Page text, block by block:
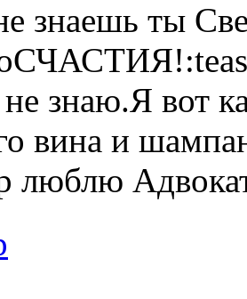
знаешь ты
знаю.Я вот
вина и
люблю